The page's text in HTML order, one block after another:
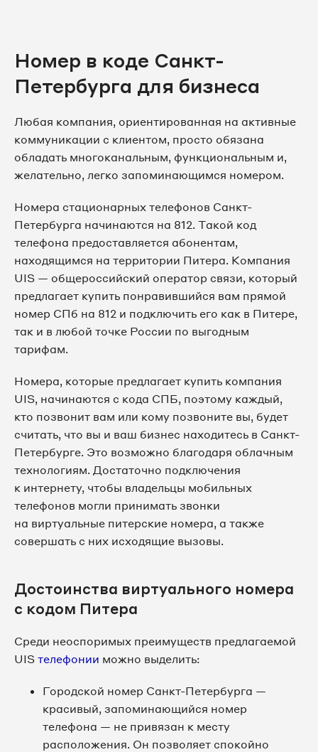
8 812 509-85-30
8 812 509-85-34
8 812 509-85-37
8 812 509-85-39
8 812 509-85-41
8 812 509-85-42
8 812 509-85-43
8 812 509-85-45
8 812 509-85-48
8 812 509-85-52
8 812 509-85-53
8 812 509-85-56
8 812 509-85-61
8 812 509-85-63
8 812 509-85-64
8 812 509-85-65
Номер в коде Санкт-
Петербурга для бизнеса
Любая компания, ориентированная на активные
коммуникации с клиентом, просто обязана
обладать многоканальным, функциональным и,
желательно, легко запоминающимся номером.
Номера стационарных телефонов Санкт-
Петербурга начинаются на 812. Такой код
телефона предоставляется абонентам,
находящимся на территории Питера. Компания
UIS — общероссийский оператор связи, который
предлагает купить понравившийся вам прямой
номер СПб на 812 и подключить его как в Питере,
так и в любой точке России по выгодным
тарифам.
Номера, которые предлагает купить компания
UIS, начинаются с кода СПБ, поэтому каждый,
кто позвонит вам или кому позвоните вы, будет
считать, что вы и ваш бизнес находитесь в Санкт-
Петербурге. Это возможно благодаря облачным
технологиям. Достаточно подключения
к интернету, чтобы владельцы мобильных
телефонов могли принимать звонки
на виртуальные питерские номера, а также
совершать с них исходящие вызовы.
Достоинства виртуального номера
с кодом Питера
Среди неоспоримых преимуществ предлагаемой
UIS телефонии можно выделить:
Городской номер Санкт-Петербурга —
красивый, запоминающийся номер
телефона — не привязан к месту
расположения. Он позволяет спокойно